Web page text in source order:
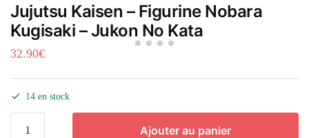
Jujutsu Kaisen – Figurine Nobara
Kugisaki – Jukon No Kata
32.90€
14 en stock
Ajouter au panier